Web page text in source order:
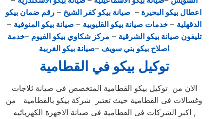
اعطال بيكو البحيرة – صيانة بيكو كفر الشيخ –رقم ضمان بيكو
الدقهلية –خدمات صيانة بيكو القليوبية – صيانة بيكو المنوفية –
تليفون صيانة بيكو الشرقية – مركز شكاوي بيكو الفيوم –خدمة
اصلاح بيكو بني سويف –صيانة بيكو الغربية
توكيل بيكو في القطامية
الان من توكيل بيكو القطامية المتخصص فى صيانة ثلاجات
وغسالات فى القطامية حيث تعتبر شركة بيكو بالقطامية من
اكبر الشركات فى القطامية فى صيانة الاجهزة الكهربائيه ,